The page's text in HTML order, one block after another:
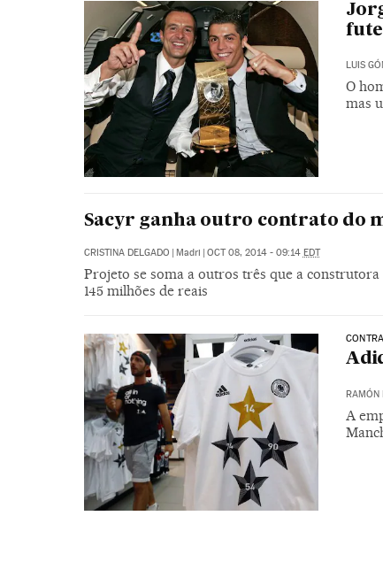
LUIS
O
mas
Sacyr ganha outro contrato do
CRISTINA DELGADO Madri OCT 08, 2014 - 09:14 EDT
Projeto se soma a outros três que a
145 milhões de reais
RAMÓN
A